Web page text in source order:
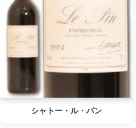
シャトー・ル・パン